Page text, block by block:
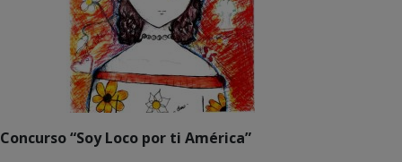
Concurso “Soy Loco por ti América”